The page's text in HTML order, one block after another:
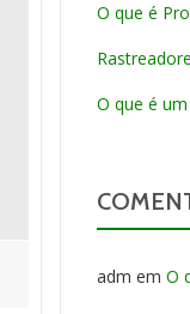
O que é
O que é
adm em O